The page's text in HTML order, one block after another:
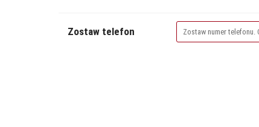
Zostaw telefon